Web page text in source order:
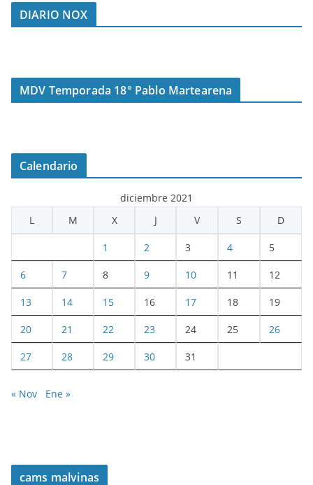
DIARIO NOX
MDV Temporada 18° Pablo Martearena
Calendario
diciembre 2021
L
M X J V S D
1 2 3 4 5
6 7 8 9 10 11 12
13 14 15 16 17 18 19
20 21 22 23 24 25 26
27 28 29 30 31
« Nov Ene »
cams malvinas